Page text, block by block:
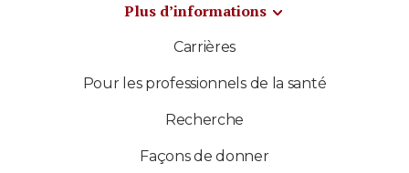
Plus d’informations
Carrières
Pour les professionnels de la santé
Recherche
Façons de donner